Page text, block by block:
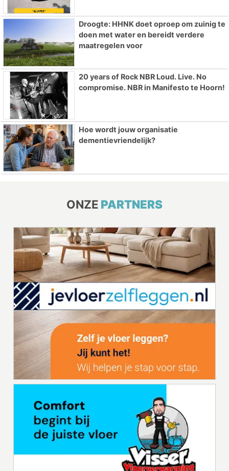
Droogte: HHNK doet oproep om zuinig te
doen met water en bereidt verdere
maatregelen voor
20 years of Rock NBR Loud. Live. No
compromise. NBR in Manifesto te Hoorn!
Hoe wordt jouw organisatie
dementievriendelijk?
ONZE PARTNERS